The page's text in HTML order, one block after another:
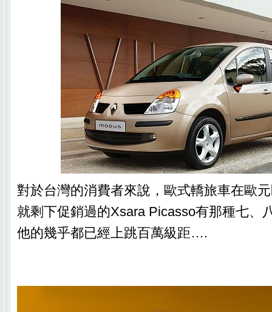
對於台灣的消費者來說，歐式轎旅車在歐
就剩下促銷過的Xsara Picasso有那種七、
他的幾乎都已經上跳百萬級距….